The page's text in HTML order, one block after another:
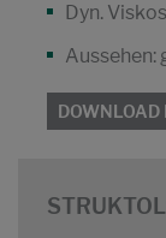
Dyn.
Aussehen:
DOWNLOAD